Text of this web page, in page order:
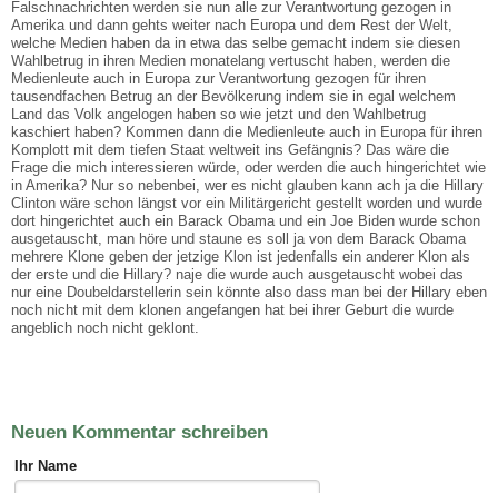
Falschnachrichten werden sie nun alle zur Verantwortung gezogen in
Amerika und dann gehts weiter nach Europa und dem Rest der Welt,
welche Medien haben da in etwa das selbe gemacht indem sie diesen
Wahlbetrug in ihren Medien monatelang vertuscht haben, werden die
Medienleute auch in Europa zur Verantwortung gezogen für ihren
tausendfachen Betrug an der Bevölkerung indem sie in egal welchem
Land das Volk angelogen haben so wie jetzt und den Wahlbetrug
kaschiert haben? Kommen dann die Medienleute auch in Europa für ihren
Komplott mit dem tiefen Staat weltweit ins Gefängnis? Das wäre die
Frage die mich interessieren würde, oder werden die auch hingerichtet wie
in Amerika? Nur so nebenbei, wer es nicht glauben kann ach ja die Hillary
Clinton wäre schon längst vor ein Militärgericht gestellt worden und wurde
dort hingerichtet auch ein Barack Obama und ein Joe Biden wurde schon
ausgetauscht, man höre und staune es soll ja von dem Barack Obama
mehrere Klone geben der jetzige Klon ist jedenfalls ein anderer Klon als
der erste und die Hillary? naje die wurde auch ausgetauscht wobei das
nur eine Doubeldarstellerin sein könnte also dass man bei der Hillary eben
noch nicht mit dem klonen angefangen hat bei ihrer Geburt die wurde
angeblich noch nicht geklont.
Neuen Kommentar schreiben
Ihr Name